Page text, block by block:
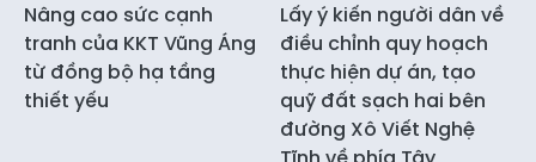
Nâng cao sức cạnh
tranh của KKT Vũng Áng
từ đồng bộ hạ tầng
thiết yếu
Lấy ý kiến người dân về
điều chỉnh quy hoạch
thực hiện dự án, tạo
quỹ đất sạch hai bên
đường Xô Viết Nghệ